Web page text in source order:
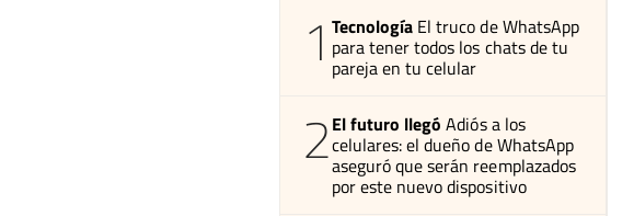
1 Tecnología El truco de WhatsApp
para tener todos los chats de tu
pareja en tu celular
2El futuro llegó Adiós a los
celulares: el dueño de WhatsApp
aseguró que serán reemplazados
por este nuevo dispositivo